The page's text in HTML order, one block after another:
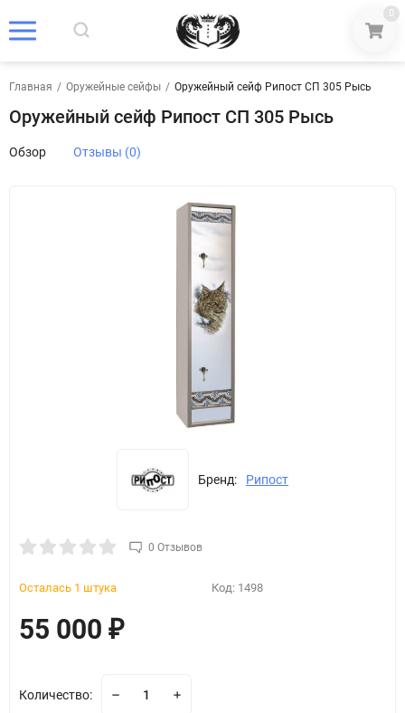
0
Главная / Оружейные сейфы / Оружейный сейф Рипост СП 305 Рысь
Оружейный сейф Рипост СП 305 Рысь
Обзор Отзывы (0)
Бренд: Рипост
0 Отзывов
Осталась 1 штука Код: 1498
55 000 ₽
Количество: